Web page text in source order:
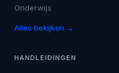
Onderwijs
Alles bekijken →
HANDLEIDINGEN